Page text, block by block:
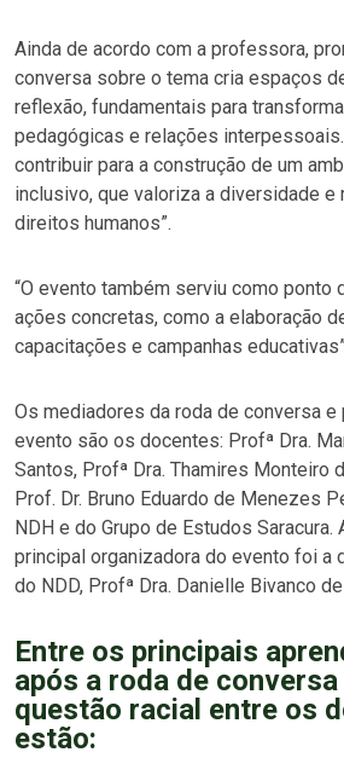
Ainda de acordo com a professora,
conversa sobre o tema cria espaços
reflexão, fundamentais para
pedagógicas e relações
contribuir para a construção de um
inclusivo, que valoriza a diversidade e
direitos humanos”.
“O evento também serviu como ponto
ações concretas, como a elaboração
capacitações e campanhas
Os mediadores da roda de conversa
evento são os docentes: Profª Dra.
Santos, Profª Dra. Thamires Monteiro
Prof. Dr. Bruno Eduardo de Menezes
NDH e do Grupo de Estudos Saracura.
principal organizadora do evento foi a
do NDD, Profª Dra. Danielle Bivanco
Entre os principais
após a roda de
questão racial entre os
estão: